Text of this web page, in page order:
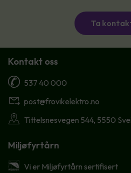
Ta
Kontakt oss
537 40 000
post@frovikelektro.no
Tittelsnesvegen 544, 5550
Miljøfyrtårn
Vi er Miljøfyrtårn sertifisert